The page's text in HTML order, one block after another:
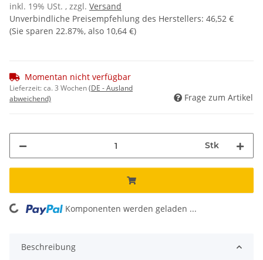
inkl. 19% USt. , zzgl. Versand
Unverbindliche Preisempfehlung des Herstellers: 46,52 €
(Sie sparen 22.87%, also 10,64 €)
Momentan nicht verfügbar
Lieferzeit:ca. 3 Wochen(DE - Ausland
abweichend)
Frage zum Artikel
Stk
Loading... Komponenten werden geladen ...
Beschreibung